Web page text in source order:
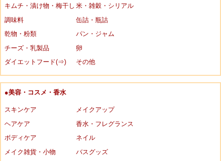
キムチ・漬け物・梅干し 米・雑穀・シリアル
調味料
缶詰・瓶詰
乾物・粉類
パン・ジャム
チーズ・乳製品
卵
ダイエットフード(⇒)
その他
●美容・コスメ・香水
スキンケア
メイクアップ
ヘアケア
香水・フレグランス
ボディケア
ネイル
メイク雑貨・小物
バスグッズ